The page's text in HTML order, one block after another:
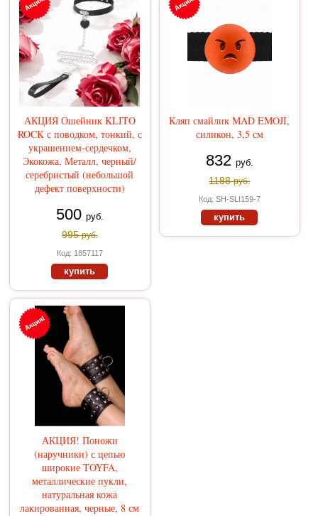
АКЦИЯ Ошейник KLITO
ROCK с поводком, тонкий, с
украшением-сердечком,
Экокожа, Металл, черный/
серебристый (небольшой
дефект поверхности)
500 руб.
995руб.
Код: 1857117
купить
Кляп смайлик MAD EMOJI,
силикон, 3,5 см
832 руб.
1188руб.
Код: SH-SLI159-7
купить
АКЦИЯ! Поножи
(наручники) с цепью
широкие TOYFA,
металлические пукли,
натуральная кожа
лакированная, черные, 8 см